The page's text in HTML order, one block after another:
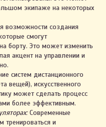
экипаже на некоторых
возможности создания
смогут
борту. Это может изменить
акцент на управлении и
систем дистанционного
вещей), искусственного
может сделать процесс
более эффективным.
Современные
и